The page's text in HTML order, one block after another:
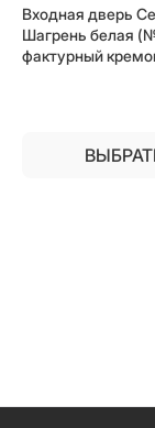
Входная дверь
Шагрень белая
фактурный